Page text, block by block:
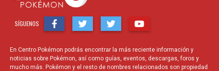
SÍGUENOS
En Centro Pokémon podrás encontrar la más reciente información y
noticias sobre Pokémon, así como guías, eventos, descargas, foros y
mucho más. Pokémon y el resto de nombres relacionados son propiedad